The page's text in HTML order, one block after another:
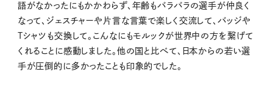
語がなかったにもかかわらず、年齢もバラバラの選手が仲良く
なって、ジェスチャーや片言な言葉で楽しく交流して、バッジや
Tシャツも交換して。こんなにもモルックが世界中の方を繋げて
くれることに感動しました。他の国と比べて、日本からの若い選
手が圧倒的に多かったことも印象的でした。